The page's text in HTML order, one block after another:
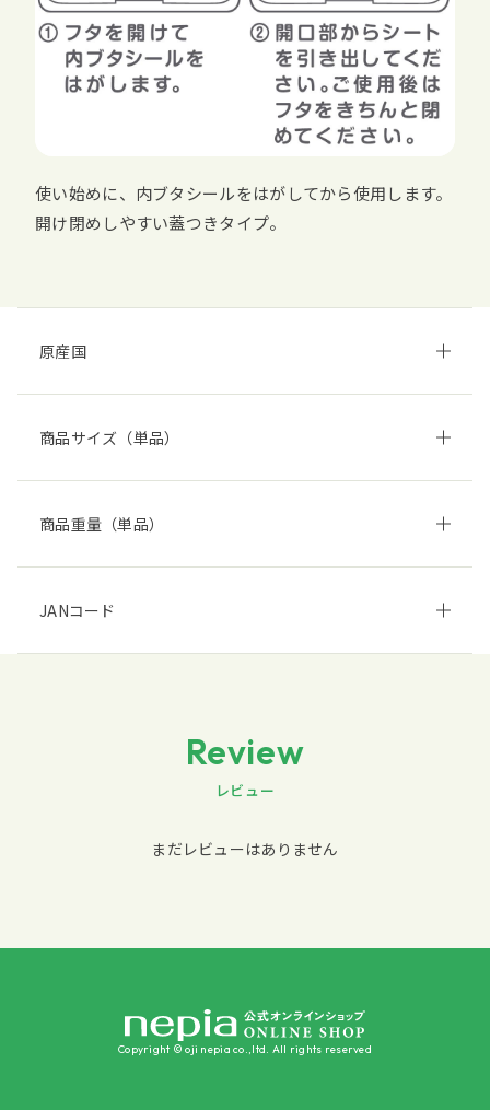
使い始めに、内ブタシールをはがしてから使用します。
開け閉めしやすい蓋つきタイプ。
原産国
商品サイズ（単品）
商品重量（単品）
JANコード
Review
レビュー
まだレビューはありません
Copyright © oji nepia co.,ltd. All rights reserved